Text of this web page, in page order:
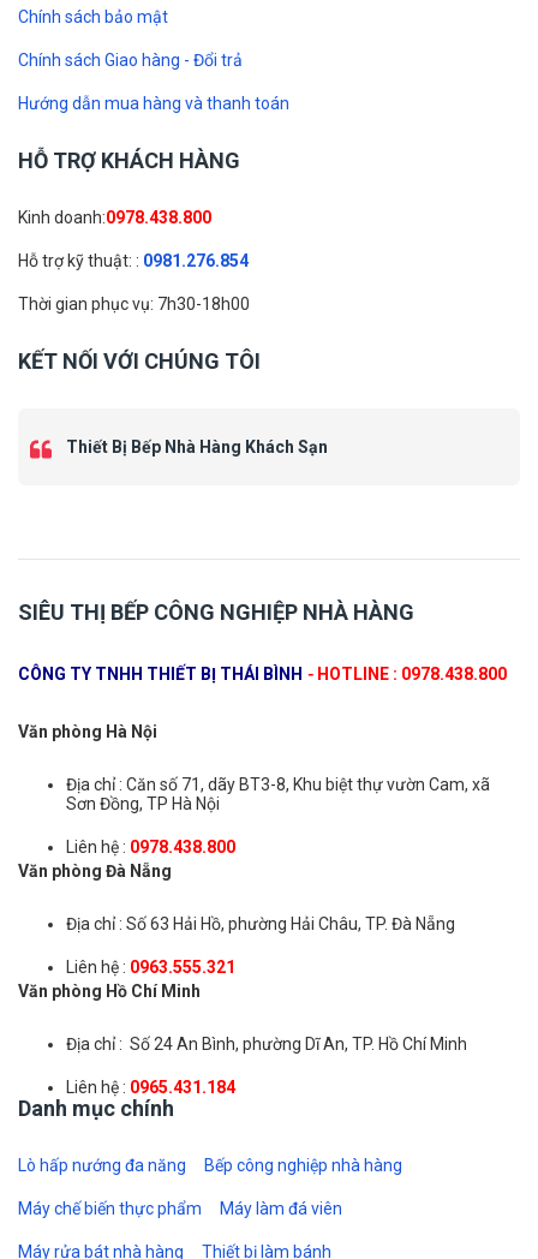
Chính sách bảo mật
Chính sách Giao hàng - Đổi trả
Hướng dẫn mua hàng và thanh toán
HỖ TRỢ KHÁCH HÀNG
Kinh doanh:0978.438.800
Hỗ trợ kỹ thuật: : 0981.276.854
Thời gian phục vụ: 7h30-18h00
KẾT NỐI VỚI CHÚNG TÔI
Thiết Bị Bếp Nhà Hàng Khách Sạn
SIÊU THỊ BẾP CÔNG NGHIỆP NHÀ HÀNG
CÔNG TY TNHH THIẾT BỊ THÁI BÌNH - HOTLINE : 0978.438.800
Văn phòng Hà Nội
Địa chỉ : Căn số 71, dãy BT3-8, Khu biệt thự vườn Cam, xã
Sơn Đồng, TP Hà Nội
Liên hệ : 0978.438.800
Văn phòng Đà Nẵng
Địa chỉ : Số 63 Hải Hồ, phường Hải Châu, TP. Đà Nẵng
Liên hệ : 0963.555.321
Văn phòng Hồ Chí Minh
Địa chỉ : Số 24 An Bình, phường Dĩ An, TP. Hồ Chí Minh
Liên hệ : 0965.431.184
Danh mục chính
Lò hấp nướng đa năng Bếp công nghiệp nhà hàng
Máy chế biến thực phẩm Máy làm đá viên
Máy rửa bát nhà hàng Thiết bị làm bánh